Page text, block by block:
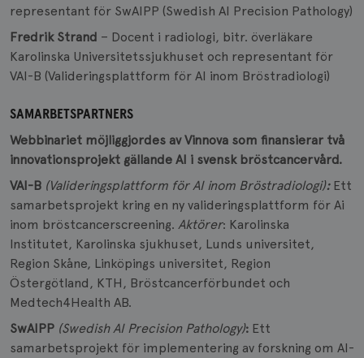
representant för SwAIPP (Swedish AI Precision Pathology)
Fredrik Strand – Docent i radiologi, bitr. överläkare
Karolinska Universitetssjukhuset och representant för
VAI-B (Valideringsplattform för AI inom Bröstradiologi)
SAMARBETSPARTNERS
Webbinariet möjliggjordes av Vinnova som finansierar två
innovationsprojekt gällande AI i svensk bröstcancervård.
VAI-B (Valideringsplattform för AI inom Bröstradiologi):Ett
samarbetsprojekt kring en ny valideringsplattform för Ai
inom bröstcancerscreening. Aktörer: Karolinska
Institutet, Karolinska sjukhuset, Lunds universitet,
Region Skåne, Linköpings universitet, Region
Östergötland, KTH, Bröstcancerförbundet och
Medtech4Health AB.
SwAIPP (Swedish AI Precision Pathology): Ett
samarbetsprojekt för implementering av forskning om AI-